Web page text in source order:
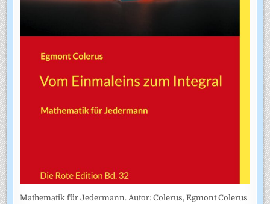
Mathematik für Jedermann. Autor: Colerus, Egmont Colerus